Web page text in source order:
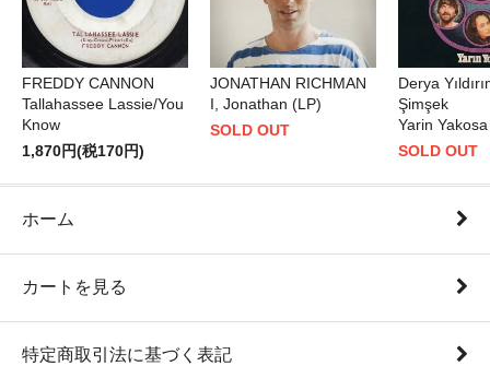
FREDDY CANNON
Tallahassee Lassie/You
Know
1,870円(税170円)
JONATHAN RICHMAN
I, Jonathan (LP)
SOLD OUT
Derya
Şimşek
Yarin
SOLD OUT
ホーム
カートを見る
特定商取引法に基づく表記